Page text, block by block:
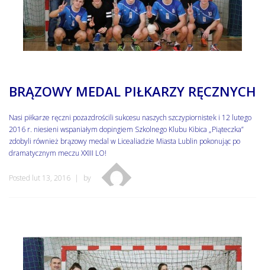
BRĄZOWY MEDAL PIŁKARZY RĘCZNYCH
Nasi piłkarze ręczni pozazdrościli sukcesu naszych szczypiornistek i 12 lutego
2016 r. niesieni wspaniałym dopingiem Szkolnego Klubu Kibica „Piąteczka”
zdobyli również brązowy medal w Licealiadzie Miasta Lublin pokonując po
dramatycznym meczu XXIII LO!
Posted lut 13, 2016 by